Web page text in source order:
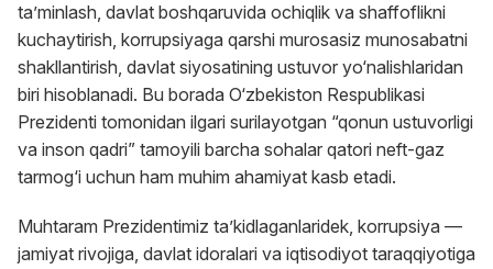
ta’minlash, davlat boshqaruvida ochiqlik va shaffoflikni
kuchaytirish, korrupsiyaga qarshi murosasiz munosabatni
shakllantirish, davlat siyosatining ustuvor yo‘nalishlaridan
biri hisoblanadi. Bu borada O‘zbekiston Respublikasi
Prezidenti tomonidan ilgari surilayotgan “qonun ustuvorligi
va inson qadri” tamoyili barcha sohalar qatori neft-gaz
tarmog‘i uchun ham muhim ahamiyat kasb etadi.
Muhtaram Prezidentimiz ta’kidlaganlaridek, korrupsiya —
jamiyat rivojiga, davlat idoralari va iqtisodiyot taraqqiyotiga